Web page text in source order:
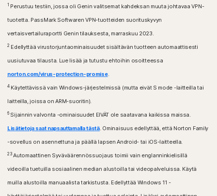
versiota.
Amazon Fire TV -laite, jossa on Fire OS 8 tai sitä
uudempi versio.
Selainlaajennus
Google Chrome
Microsoft Edge (Windows)
Mozilla Firefox
iOS-käyttöjärjestelmät
iPhone- tai iPad-laitteet (Apple® iOS -
käyttöjärjestelmän uusin versio ja kaksi sitä edeltävää
1 Perustuu testiin, jossa oli Genin valitsemat kahdeksan muuta johtavaa VPN-
tuotetta. PassMark Softwaren VPN-tuotteiden suorituskyvyn
vertaisvertailuraportti Genin tilauksesta, marraskuu 2023.
2 Edellyttää virustorjuntaominaisuudet sisältävän tuotteen automaattisesti
uusiutuvaa tilausta. Lue lisää ja tutustu ehtoihin osoitteessa
norton.com/virus-protection-promise.
4Käytettävissä vain Windows-järjestelmissä (mutta eivät S mode -laitteilla tai
laitteilla, joissa on ARM-suoritin).
6Sijainnin valvonta -ominaisuudet EIVÄT ole saatavana kaikissa maissa.
Lisätietoja saat napsauttamalla tästä. Ominaisuus edellyttää, että Norton Family
-sovellus on asennettuna ja päällä lapsen Android- tai iOS-laitteella.
23Automaattinen Syväväärennössuojaus toimii vain englanninkielisillä
videoilla tuetuilla sosiaalinen median alustoilla tai videopalveluissa. Käytä
muilla alustoilla manuaalista tarkistusta. Edellyttää Windows 11 -